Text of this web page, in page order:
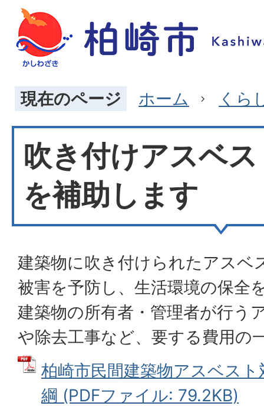
現在のページ ホーム くら
吹き付けアスベ
を補助します
建築物に吹き付けられたアスベ
被害を予防し、生活環境の保全
建築物の所有者・管理者が行う
や除去工事など、要する費用の
柏崎市民間建築物アスベス
綱 (PDFファイル: 79.2KB)